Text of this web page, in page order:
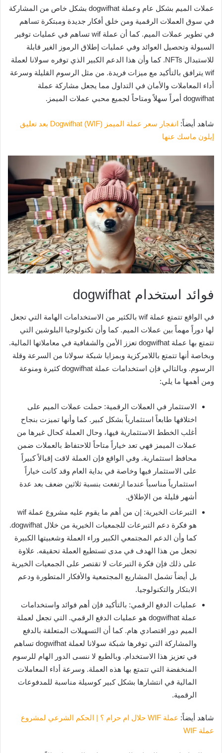
عملات الميم بشكل عام وعملة dogwifhat بشكل خاص من المشاركة
في سوق العملات الرقمية ومن خلق أفكار جديدة ومبتكرة تساهم
في تطوير عملات الميم. كما أن عملة wif تساهم في عمليات توفير
السيولة وتحصيل العوائد وفي عمليات إطلاق الرموز الغير قابلة
للاستبدال NFTs. كما وأن هذا الدعم الكبير الذي توفره سولانا لعملة
wif يترافق بالتأكيد مع ميزات فريدة. من مثل الرسوم القليلة وسرعة
أداء المعاملات والأمان في التداول مما يجعل مشاركة عملة
dogwifhat أمراً سهلاً ومتاحاً لجميع محبي عملات الميمز.
شاهد أيضاً:
انفجار سعر عملة الميمز Dogwifhat (WIF) بعد تعليق
إيلون ماسك عنها
فوائد استخدام dogwifhat
في الواقع تتمتع عملة wif بالكثير من الاستخدامات الهامة التي تجعل
لها دوراً مهماً بين عملات الميم. كما وأن تكنولوجيا البلوشين التي
تتمتع بها عملة dogwifhat تعزز الأمن والشفافية في معاملاتها المالية.
وبخاصة أنها تتمتع باللامركزية وبمزايا شبكة سولانا من السرعة وقلة
الرسوم. وبالتالي فإن استخدامات عملة dogwifhat كثيرة ومنوعة
ومن أهمها ما يلي:
الاستثمار في العملات الرقمية: حملت عملات الميم على
اختلافها طابعاً استثمارياً بشكل كبير. كما وأنها تميزت بنجاح
أغلب الخطط الاستثمارية فيها، وحال العملة كحال غيرها من
عملات الميمز فهي تعد خياراً متاحاً للاحتفاظ بالعملات ضمن
محافظ استثمارية. وفي الواقع فإن العملة لاقت إقبالاً كبيراً
على الاستثمار فيها وخاصة في بداية العام وقد كانت خياراً
استثمارياً مناسباً عندما ارتفعت بنسبة ثلاثين ضعف بعد عدة
أشهر قليلة من الإطلاق.
التبرعات الخيرية: إن من أهم ما يقوم عليه مشروع عملة wif
هو فكرة دعم التبرعات للجمعيات الخيرية من خلال dogwifhat.
كما وأن الدعم المجتمعي الكبير وراء العملة وشعبيتها الكبيرة
تجعل من هذا الهدف في مدى تستطيع العملة تحقيقه. علاوة
على ذلك فإن فكرة التبرعات لا تقتصر على الجمعيات الخيرية
بل أيضاً تشمل المشاريع المجتمعية والأفكار المتطورة ودعم
الابتكار والتكنولوجيا.
عمليات الدفع الرقمي: بالتأكيد فإن أهم فوائد واستخدامات
عملة dogwifhat هو عمليات الدفع الرقمي. التي تجعل لعملة
الميم دور اقتصادي هام. كما أن التسهيلات المتعلقة بالدفع
والمشاركة التي توفرها شبكة سولانا لعملة dogwifhat تساهم
في تعزيز هذا الاستخدام. وبالطبع لا ننسى الدور الهام للرسوم
المنخفضة التي تتمتع بها هذه العملة. وسرعة أداء المعاملات
المالية في انتشارها بشكل كبير كوسيلة مناسبة للمدفوعات
الرقمية.
شاهد أيضاً:
عملة WIF حلال ام حرام ؟ | الحكم الشرعي لمشروع
عملة WIF